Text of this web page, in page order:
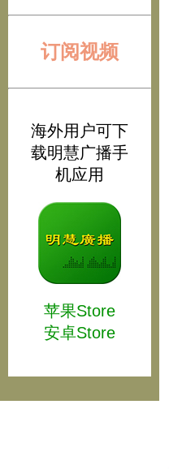
订阅视频
海外用户可下
载明慧广播手
机应用
苹果Store
安卓Store